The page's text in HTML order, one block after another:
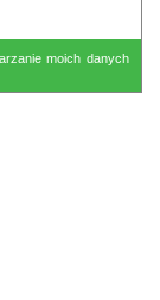
moich danych